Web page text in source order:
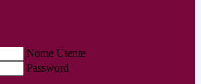
Nome Utente
Password